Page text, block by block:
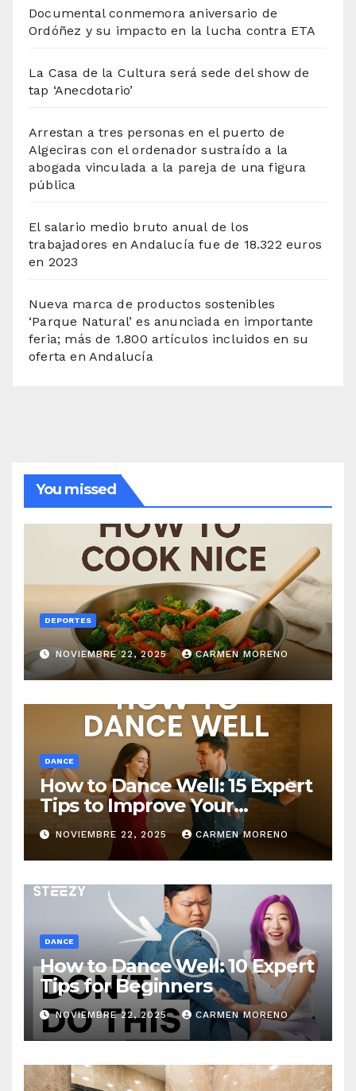
Documental conmemora aniversario de
Ordóñez y su impacto en la lucha contra ETA
La Casa de la Cultura será sede del show de
tap ‘Anecdotario’
Arrestan a tres personas en el puerto de
Algeciras con el ordenador sustraído a la
abogada vinculada a la pareja de una figura
pública
El salario medio bruto anual de los
trabajadores en Andalucía fue de 18.322 euros
en 2023
Nueva marca de productos sostenibles
‘Parque Natural’ es anunciada en importante
feria; más de 1.800 artículos incluidos en su
oferta en Andalucía
You missed
DEPORTES
NOVIEMBRE 22, 2025 CARMEN MORENO
DANCE
How to Dance Well: 15 Expert
Tips to Improve Your
Dancing Skills Fast
NOVIEMBRE 22, 2025 CARMEN MORENO
DANCE
How to Dance Well: 10 Expert
Tips for Beginners
NOVIEMBRE 22, 2025 CARMEN MORENO